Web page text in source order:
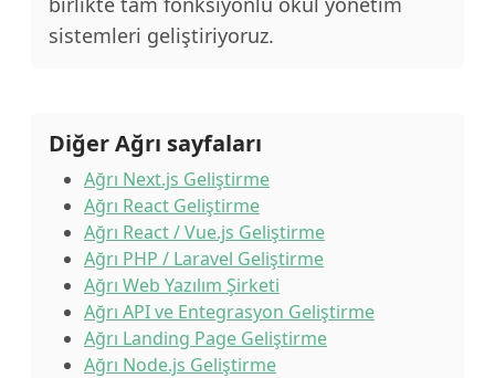
sistemleri geliştiriyoruz.
Diğer Ağrı sayfaları
Ağrı Next.js Geliştirme
Ağrı React Geliştirme
Ağrı React / Vue.js Geliştirme
Ağrı PHP / Laravel Geliştirme
Ağrı Web Yazılım Şirketi
Ağrı API ve Entegrasyon Geliştirme
Ağrı Landing Page Geliştirme
Ağrı Node.js Geliştirme